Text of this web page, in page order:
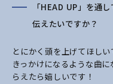
「HEAD UP」を通
伝えたいですか？
とにかく頭を上げてほし
きっかけになるような曲
らえたら嬉しいです！